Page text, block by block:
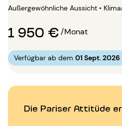
Die Pariser Attitüde
Außergewöhnliche Aussicht •
1 950 €/Monat
Verfügbar ab dem 01 Sept. 2026